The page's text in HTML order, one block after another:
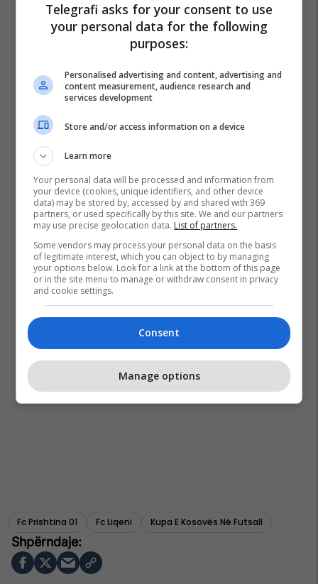
Fc Prishtina 01 Fc Liqeni Kupa E Kosovës Në Futsall
Telegrafi asks for your consent to use
your personal data for the following
purposes:
Personalised advertising and content, advertising and
content measurement, audience research and
services development
Store and/or access information on a device
Learn more
Your personal data will be processed and information from
your device (cookies, unique identifiers, and other device
data) may be stored by, accessed by and shared with 369
partners, or used specifically by this site. We and our partners
may use precise geolocation data. List of partners.
Some vendors may process your personal data on the basis
of legitimate interest, which you can object to by managing
your options below. Look for a link at the bottom of this page
or in the site menu to manage or withdraw consent in privacy
and cookie settings.
Consent
Manage options